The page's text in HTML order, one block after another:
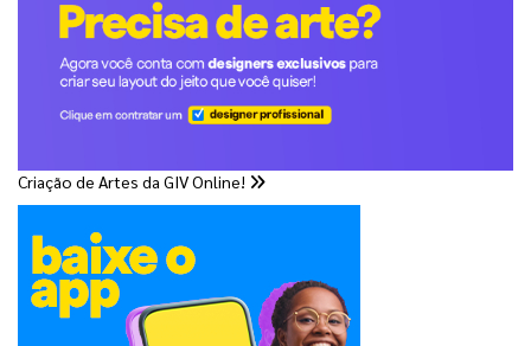
Criação de Artes da GIV Online!